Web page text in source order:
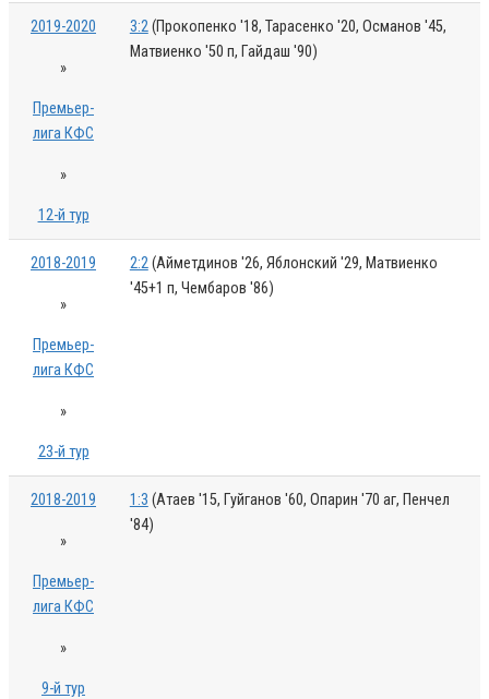
2019-2020
»
Премьер-
лига КФС
»
12-й тур
3:2(Прокопенко '18, Тарасенко '20, Османов '45,
Матвиенко '50 п, Гайдаш '90)
2018-2019
»
Премьер-
лига КФС
»
23-й тур
2:2(Айметдинов '26, Яблонский '29, Матвиенко
'45+1 п, Чембаров '86)
2018-2019
»
Премьер-
лига КФС
»
9-й тур
1:3 (Атаев '15, Гуйганов '60, Опарин '70 аг, Пенчел
'84)